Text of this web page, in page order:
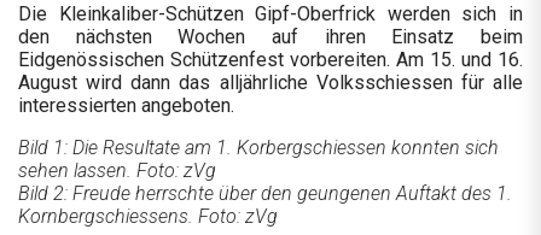
Die Kleinkaliber-Schützen Gipf-Oberfrick werden sich in
den nächsten Wochen auf ihren Einsatz beim
Eidgenössischen Schützenfest vorbereiten. Am 15. und 16.
August wird dann das alljährliche Volksschiessen für alle
interessierten angeboten.
Bild 1: Die Resultate am 1. Korbergschiessen konnten sich
sehen lassen. Foto: zVg
Bild 2: Freude herrschte über den geungenen Auftakt des 1.
Kornbergschiessens. Foto: zVg